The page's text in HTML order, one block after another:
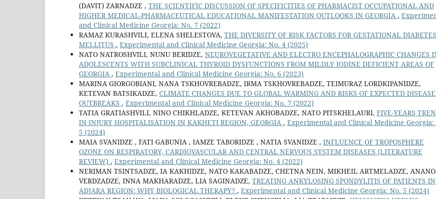
(DAVIT) ZARNADZE , THE SCIENTIFIC DISCUSSION OF SPECIFICITIES OF PHARMACIST OCCUPATIONAL AND
HIGHER MEDICAL-PHARMACEUTICAL EDUCATIONAL MANIFESTATION OUTLOOKS IN GEORGIA ,
and Clinical Medicine Georgia: No. 7 (2022)
RAMAZ KURASHVILI, ELENA SHELESTOVA, THE DIVERSITY OF RISK FACTORS FOR GESTATIONAL DIABETES
MELLITUS , Experimental and Clinical Medicine Georgia: No. 4 (2025)
NATO NATROSHVILI, NUNU BERIDZE, NEUROVEGETATIVE AND ELECTRO ENCEPHALOGRAPHIC CHANGES
ADOLESCENTS WITH SUBCLINICAL THYROID DYSFUNCTIONS FROM MILDLY IODINE DEFICIENT AREAS OF
GEORGIA , Experimental and Clinical Medicine Georgia: No. 6 (2023)
MARINA GIORGOBIANI, NANA TSKHOVREBADZE, IRMA TSKHOVREBADZE, TEIMURAZ LORDKIPANIDZE,
KETEVAN BATSIKADZE, CLIMATE CHANGES DUE TO GLOBAL WARMING AND RISKS OF EXPECTED DISEASE
OUTBREAKS , Experimental and Clinical Medicine Georgia: No. 7 (2022)
TATIA GRATIASHVILI, NINO CHIKHLADZE, KETEVAN AKHOBADZE, NATO PITSKHELAURI, FIVE-YEARS
IN INJURY HOSPITALISATION IN KAKHETI REGION, GEORGIA , Experimental and Clinical Medicine Georgia:
5 (2024)
MAIA SVANIDZE , FATI GABUNIA , IAMZE TABORIDZE , NATIA SVANIDZE , INFLUENCE OF TROPOSPHERE
OZONE ON RESPIRATORY, CARDIOVASCULAR AND CENTRAL NERVOUS SYSTEM DISEASES (LITERATURE
REVIEW) , Experimental and Clinical Medicine Georgia: No. 4 (2022)
NERIMAN TSINTSADZE, IA KAKHIDZE, NATO KAKABADZE, CHETNA NEIN, MIKHEIL ARTMELADZE, ANANO
VERDZADZE, INNA MAKHARADZE, LIA SAGINADZE, TREATING ANKYLOSING SPONDYLITIS OF PATIENTS IN
ADJARA REGION: WHY BIOLOGICAL THERAPY? , Experimental and Clinical Medicine Georgia: No. 5 (2024)